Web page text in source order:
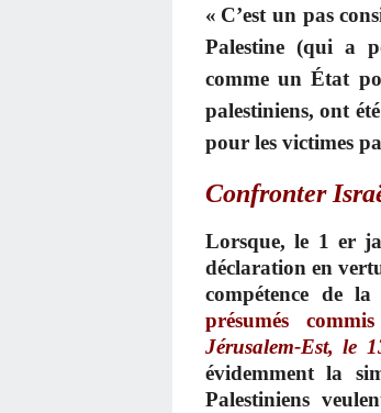
« C’est un pas
Palestine (qui a
comme un État
palestiniens, ont
pour les victimes
Confronter
Lorsque, le 1 er
déclaration en
compétence de
présumés commis
Jérusalem-Est, le
évidemment la
Palestiniens